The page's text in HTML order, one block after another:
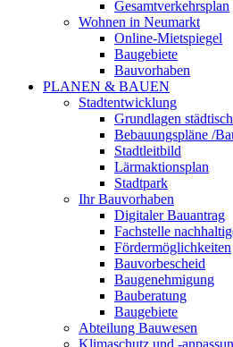
Gesamtverkehrsplan
Wohnen in Neumarkt
Online-Mietspiegel
Baugebiete
Bauvorhaben
PLANEN & BAUEN
Stadtentwicklung
Grundlagen
Bebauungspläne /
Stadtleitbild
Lärmaktionsplan
Stadtpark
Ihr Bauvorhaben
Digitaler Bauantrag
Fachstelle
Fördermöglichkeiten
Bauvorbescheid
Baugenehmigung
Bauberatung
Baugebiete
Abteilung Bauwesen
Klimaschutz und -